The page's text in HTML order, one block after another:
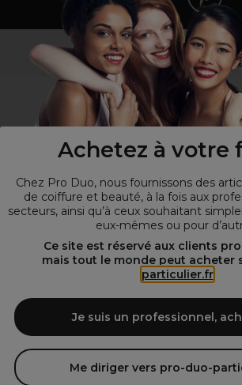
Achetez à votre
Chez Pro Duo, nous fournissons des
de coiffure et beauté, à la fois aux
secteurs, ainsi qu’à ceux souhaitant
eux-mêmes ou pour
Ce site est réservé aux clients
mais tout le monde peut acheter
particulier.fr
Je suis un professionnel,
Me diriger vers pro-duo-
Vous n’êtes pas un
Visitez notre site pour les
Spécialiste de la coiffure et de la beauté, nous
large sélection de produits professionnels pour
Duo le fournisseur incontournable des salons de
de beauté! Notre gamme de produits s’adresse
qui sont à la recherche de produits et
matériel esthétique de qualité.